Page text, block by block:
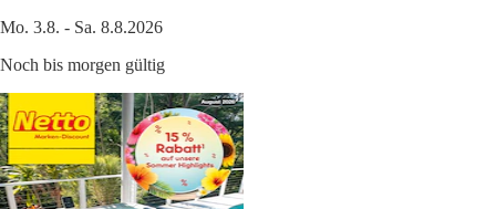
Mo. 3.8. - Sa. 8.8.2026
Noch bis morgen gültig